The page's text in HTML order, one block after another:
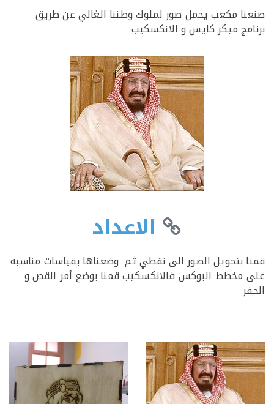
مكعب يحمل صور لملوك وطننا الغالي عن طريق
ميكر كايس و الانكسكيب
الاعداد
بتحويل الصور الى نقطي ثم وضعناها بقياسات مناسبه
البوكس فالانكسكيب قمنا بوضع أمر القص و